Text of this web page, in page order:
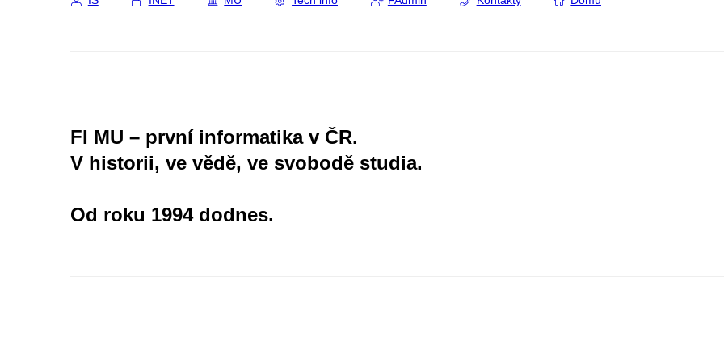
FI MU – první informatika v ČR.
V historii, ve vědě, ve svobodě studia.
Od roku 1994 dodnes.